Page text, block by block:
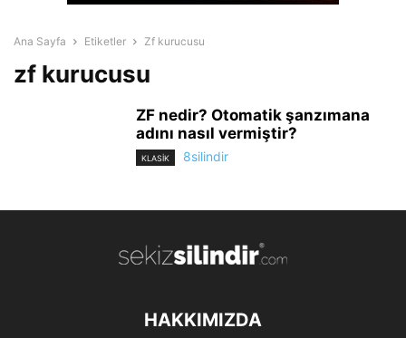
Ana Sayfa Etiketler Zf kurucusu
zf kurucusu
ZF nedir? Otomatik şanzımana
adını nasıl vermiştir?
KLASİK 8silindir
HAKKIMIZDA